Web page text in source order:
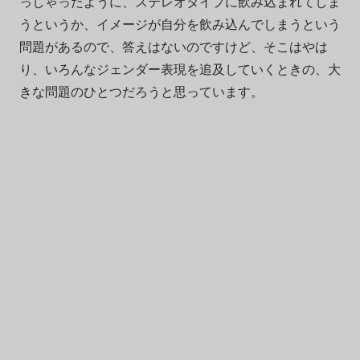
うというか、イメージが自分を飲み込んでしまうという
問題があるので、答えはないのですけど、そこはやは
り、いろんなジェンダー表現を追及していくときの、大
きな問題のひとつだろうと思っています。